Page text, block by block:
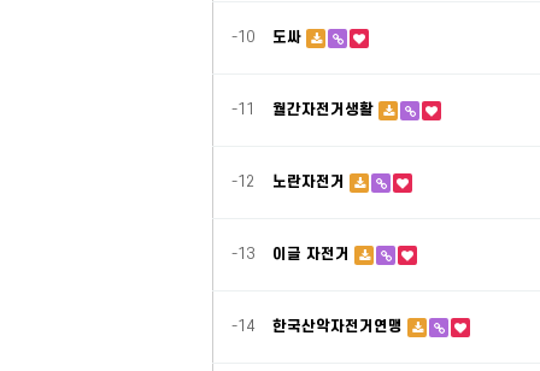
-10 도싸
-11 월간자전거생활
-12 노란자전거
-13 이글 자전거
-14 한국산악자전거연맹